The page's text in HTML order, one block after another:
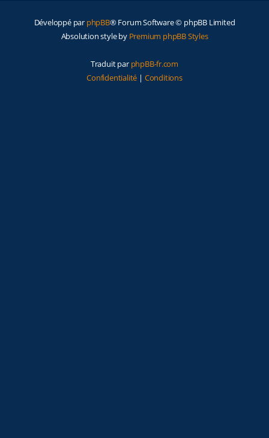
Développé par phpBB® Forum Software © phpBB Limited
Absolution style by Premium phpBB Styles
Traduit par phpBB-fr.com
Confidentialité | Conditions